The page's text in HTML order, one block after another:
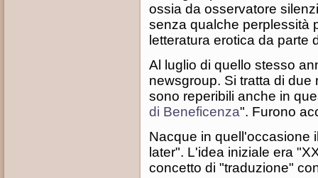
ossia da osservatore
senza qualche perplessità
letteratura erotica da parte
Al luglio di quello stesso
newsgroup. Si tratta di
sono reperibili anche in
di Beneficenza". Furono
Nacque in quell'occasione
later". L'idea iniziale era
concetto di "traduzione"